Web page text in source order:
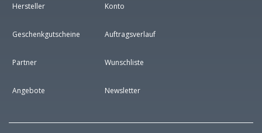
Hersteller
Geschenkgutscheine
Partner
Angebote
Konto
Auftragsverlauf
Wunschliste
Newsletter